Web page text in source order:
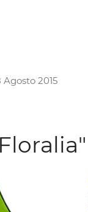
Agosto 2015